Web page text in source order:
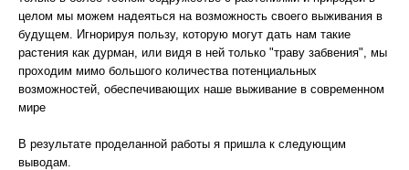
целом мы можем надеяться на возможность своего выживания в
будущем. Игнорируя пользу, которую могут дать нам такие
растения как дурман, или видя в ней только "траву забвения", мы
проходим мимо большого количества потенциальных
возможностей, обеспечивающих наше выживание в современном
мире
В результате проделанной работы я пришла к следующим
выводам.